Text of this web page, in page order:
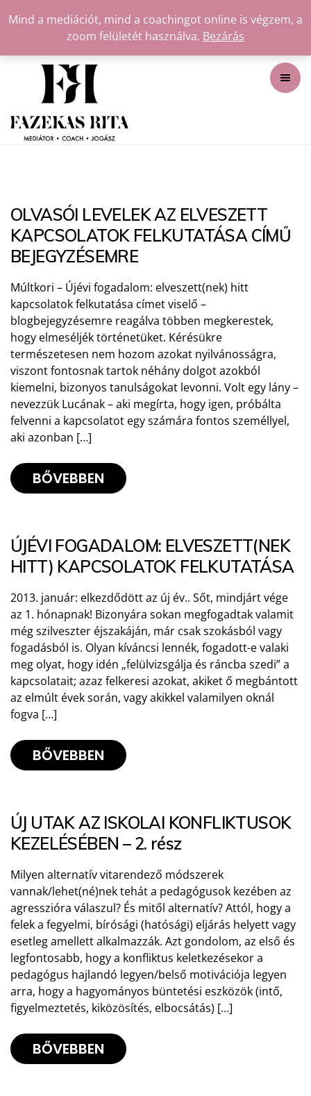
Mind a mediációt, mind a coachingot online is végzem, a
zoom felületét használva. Bezárás
OLVASÓI LEVELEK AZ ELVESZETT
KAPCSOLATOK FELKUTATÁSA CÍMŰ
BEJEGYZÉSEMRE
Múltkori – Újévi fogadalom: elveszett(nek) hitt
kapcsolatok felkutatása címet viselő –
blogbejegyzésemre reagálva többen megkerestek,
hogy elmeséljék történetüket. Kérésükre
természetesen nem hozom azokat nyilvánosságra,
viszont fontosnak tartok néhány dolgot azokból
kiemelni, bizonyos tanulságokat levonni. Volt egy lány –
nevezzük Lucának – aki megírta, hogy igen, próbálta
felvenni a kapcsolatot egy számára fontos személlyel,
aki azonban […]
BŐVEBBEN
ÚJÉVI FOGADALOM: ELVESZETT(NEK
HITT) KAPCSOLATOK FELKUTATÁSA
2013. január: elkezdődött az új év.. Sőt, mindjárt vége
az 1. hónapnak! Bizonyára sokan megfogadtak valamit
még szilveszter éjszakáján, már csak szokásból vagy
fogadásból is. Olyan kíváncsi lennék, fogadott-e valaki
meg olyat, hogy idén „felülvizsgálja és ráncba szedi” a
kapcsolatait; azaz felkeresi azokat, akiket ő megbántott
az elmúlt évek során, vagy akikkel valamilyen oknál
fogva […]
BŐVEBBEN
ÚJ UTAK AZ ISKOLAI KONFLIKTUSOK
KEZELÉSÉBEN – 2. rész
Milyen alternatív vitarendező módszerek
vannak/lehet(né)nek tehát a pedagógusok kezében az
agresszióra válaszul? És mitől alternatív? Attól, hogy a
felek a fegyelmi, bírósági (hatósági) eljárás helyett vagy
esetleg amellett alkalmazzák. Azt gondolom, az első és
legfontosabb, hogy a konfliktus keletkezésekor a
pedagógus hajlandó legyen/belső motivációja legyen
arra, hogy a hagyományos büntetési eszközök (intő,
figyelmeztetés, kiközösítés, elbocsátás) […]
BŐVEBBEN